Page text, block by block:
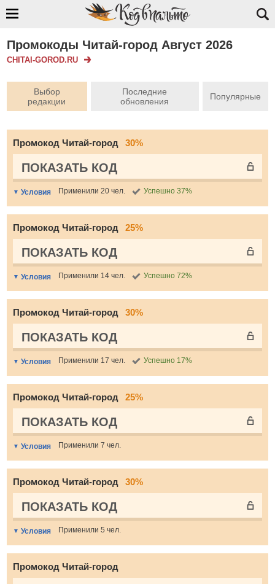
Промокоды Читай-город Август 2026
CHITAI-GOROD.RU
Выбор
редакции
Последние
обновления
Популярные
Промокод Читай-город 30%
ПОКАЗАТЬ КОД
Условия Применили 20 чел. Успешно 37%
Промокод Читай-город 25%
ПОКАЗАТЬ КОД
Условия Применили 14 чел. Успешно 72%
Промокод Читай-город 30%
ПОКАЗАТЬ КОД
Условия Применили 17 чел. Успешно 17%
Промокод Читай-город 25%
ПОКАЗАТЬ КОД
Условия Применили 7 чел.
Промокод Читай-город 30%
ПОКАЗАТЬ КОД
Условия Применили 5 чел.
Промокод Читай-город